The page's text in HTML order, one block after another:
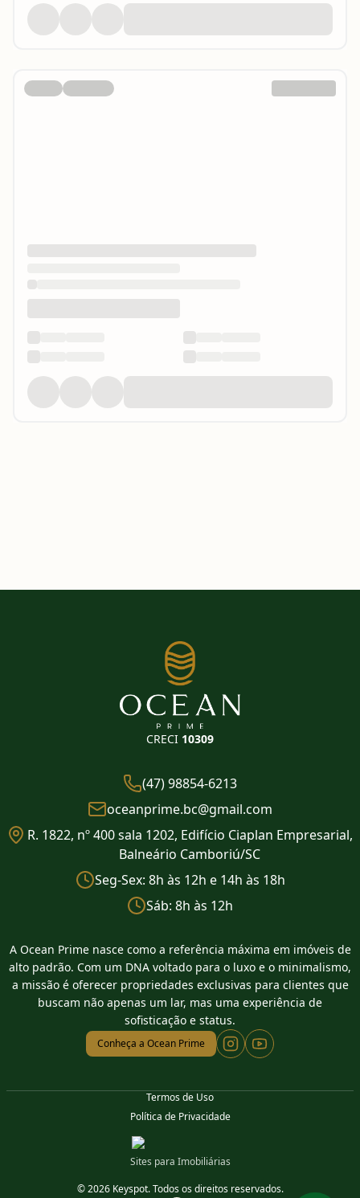
CRECI 10309
(47) 98854-6213
oceanprime.bc@gmail.com
R. 1822, nº 400 sala 1202, Edifício Ciaplan Empresarial,
Balneário Camboriú/SC
Seg-Sex: 8h às 12h e 14h às 18h
Sáb: 8h às 12h
A Ocean Prime nasce como a referência máxima em imóveis de
alto padrão. Com um DNA voltado para o luxo e o minimalismo,
a missão é oferecer propriedades exclusivas para clientes que
buscam não apenas um lar, mas uma experiência de
sofisticação e status.
Conheça a Ocean Prime
Termos de Uso
Política de Privacidade
Sites para Imobiliárias
© 2026 Keyspot. Todos os direitos reservados.